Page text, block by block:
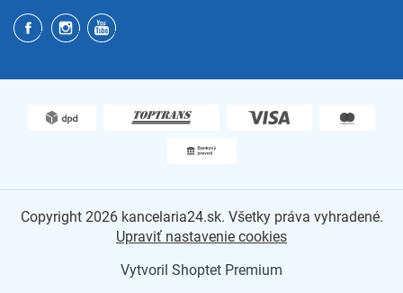
Vytvoril Shoptet Premium
Copyright 2026 kancelaria24.sk. Všetky práva vyhradené.
Upraviť nastavenie cookies